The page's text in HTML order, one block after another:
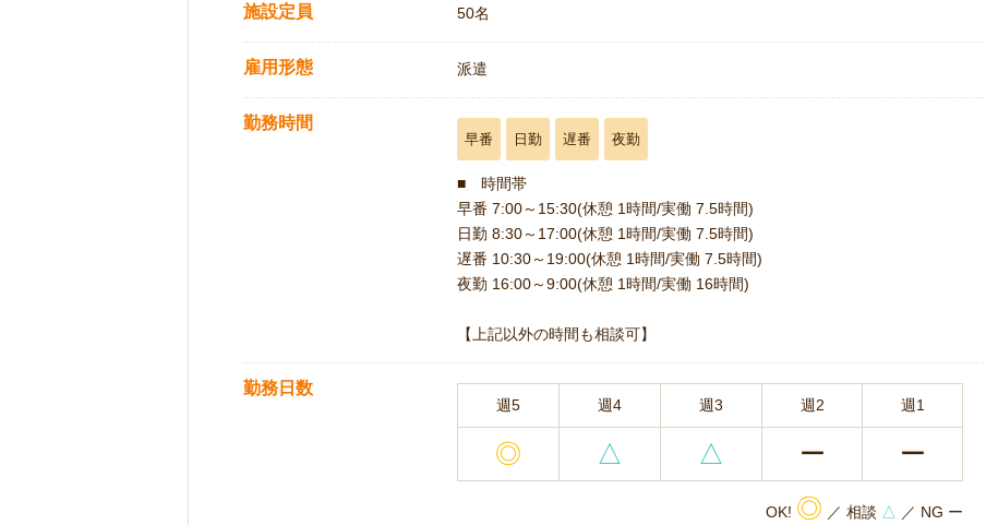
施設定員 50名
雇用形態 派遣
勤務時間
早番 日勤 遅番 夜勤
■ 時間帯
早番 7:00～15:30(休憩 1時間/実働 7.5時間)
日勤 8:30～17:00(休憩 1時間/実働 7.5時間)
遅番 10:30～19:00(休憩 1時間/実働 7.5時間)
夜勤 16:00～9:00(休憩 1時間/実働 16時間)
【上記以外の時間も相談可】
勤務日数
週5 週4 週3 週2 週1
◎ △ △ ー ー
OK! ◎ ／ 相談 △ ／ NG ー